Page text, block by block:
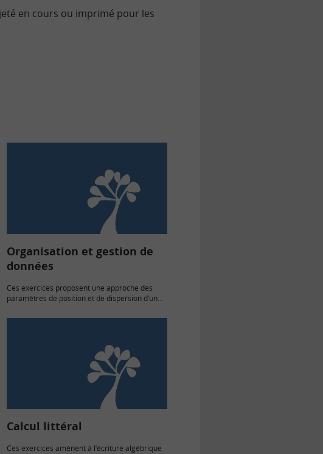
en cours ou imprimé pour les
Organisation et gestion de
données
Ces exercices proposent une approche des
paramètres de position et de dispersion d’une
Calcul littéral
Ces exercices amènent à l’écriture algébrique